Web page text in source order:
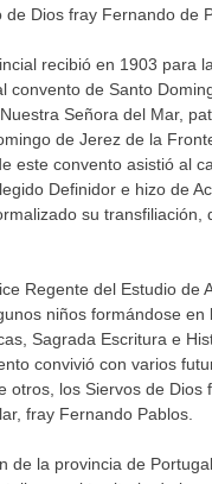
Dios fray Fernando de
recibió en 1903 para
convento de Santo
Señora del Mar,
de Jerez de la
este convento asistió al
Definidor e hizo de
su transfiliación,
Regente del Estudio de
niños formándose en
Sagrada Escritura e
convivió con varios
otros, los Siervos de Dios
fray Fernando Pablos.
de la provincia de